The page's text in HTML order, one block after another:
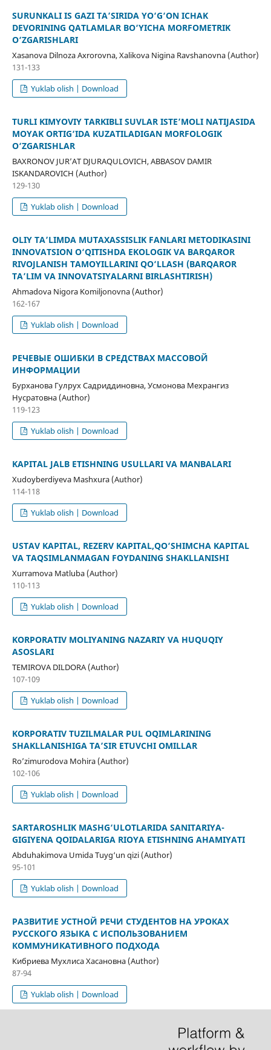
SURUNKALI IS GAZI TA’SIRIDA YO‘G‘ON ICHAK
DEVORINING QATLAMLAR BO‘YICHA MORFOMETRIK
O‘ZGARISHLARI
Xasanova Dilnoza Axrorovna, Xalikova Nigina Ravshanovna (Author)
131-133
Yuklab olish | Download
TURLI KIMYOVIY TARKIBLI SUVLAR ISTE’MOLI NATIJASIDA
MOYAK ORTIG‘IDA KUZATILADIGAN MORFOLOGIK
O‘ZGARISHLAR
BAXRONOV JUR’AT DJURAQULOVICH, ABBASOV DAMIR
ISKANDAROVICH (Author)
129-130
Yuklab olish | Download
OLIY TA’LIMDA MUTAXASSISLIK FANLARI METODIKASINI
INNOVATSION O‘QITISHDA EKOLOGIK VA BARQAROR
RIVOJLANISH TAMOYILLARINI QO‘LLASH (BARQAROR
TA’LIM VA INNOVATSIYALARNI BIRLASHTIRISH)
Ahmadova Nigora Komiljonovna (Author)
162-167
Yuklab olish | Download
РЕЧЕВЫЕ ОШИБКИ В СРЕДСТВАХ МАССОВОЙ
ИНФОРМАЦИИ
Бурханова Гулрух Садриддиновна, Усмонова Мехрангиз
Нусратовна (Author)
119-123
Yuklab olish | Download
KAPITAL JALB ETISHNING USULLARI VA MANBALARI
Xudoyberdiyeva Mashxura (Author)
114-118
Yuklab olish | Download
USTAV KAPITAL, REZERV KAPITAL,QO‘SHIMCHA KAPITAL
VA TAQSIMLANMAGAN FOYDANING SHAKLLANISHI
Xurramova Matluba (Author)
110-113
Yuklab olish | Download
KORPORATIV MOLIYANING NAZARIY VA HUQUQIY
ASOSLARI
TEMIROVA DILDORA (Author)
107-109
Yuklab olish | Download
KORPORATIV TUZILMALAR PUL OQIMLARINING
SHAKLLANISHIGA TA’SIR ETUVCHI OMILLAR
Ro’zimurodova Mohira (Author)
102-106
Yuklab olish | Download
SARTAROSHLIK MASHG‘ULOTLARIDA SANITARIYA-
GIGIYENA QOIDALARIGA RIOYA ETISHNING AHAMIYATI
Abduhakimova Umida Tuyg‘un qizi (Author)
95-101
Yuklab olish | Download
РАЗВИТИЕ УСТНОЙ РЕЧИ СТУДЕНТОВ НА УРОКАХ
РУССКОГО ЯЗЫКА С ИСПОЛЬЗОВАНИЕМ
КОММУНИКАТИВНОГО ПОДХОДА
Кибриева Мухлиса Хасановна (Author)
87-94
Yuklab olish | Download